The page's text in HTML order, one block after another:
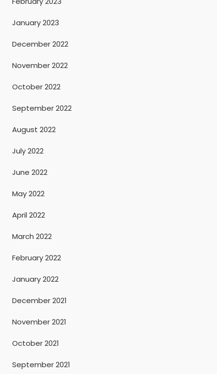
January 2023
December 2022
November 2022
October 2022
September 2022
August 2022
July 2022
June 2022
May 2022
April 2022
March 2022
February 2022
January 2022
December 2021
November 2021
October 2021
September 2021